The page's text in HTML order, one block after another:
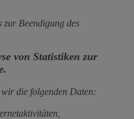
zur Beendigung des
von Statistiken zur
die folgenden Daten: